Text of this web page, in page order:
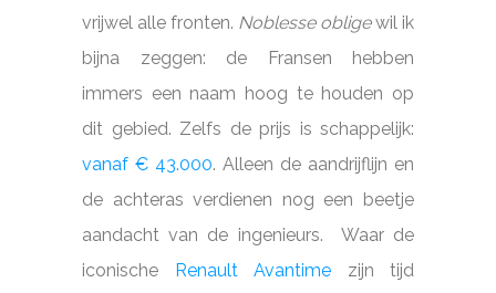
vrijwel alle fronten. Noblesse obligewil ik
bijna zeggen: de Fransen hebben
immers een naam hoog te houden op
dit gebied. Zelfs de prijs is schappelijk:
vanaf € 43.000. Alleen de aandrijflijn en
de achteras verdienen nog een beetje
aandacht van de ingenieurs. Waar de
iconische Renault Avantime zijn tijd